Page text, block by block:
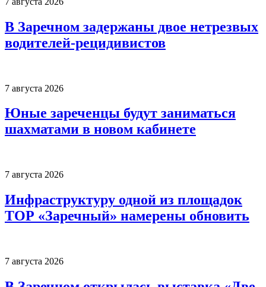
В Заречном задержаны двое нетрезвых
водителей-рецидивистов
7 августа 2026
Юные зареченцы будут заниматься
шахматами в новом кабинете
7 августа 2026
Инфраструктуру одной из площадок
ТОР «Заречный» намерены обновить
7 августа 2026